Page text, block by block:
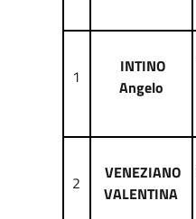
1
INTINO
Angelo
2
VENEZIANO
VALENTINA